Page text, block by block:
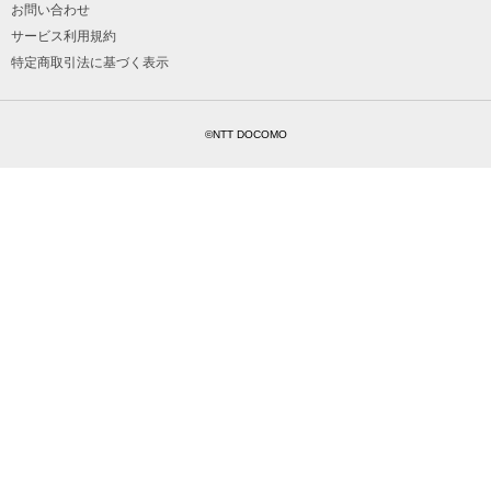
お問い合わせ
サービス利用規約
特定商取引法に基づく表示
©NTT DOCOMO